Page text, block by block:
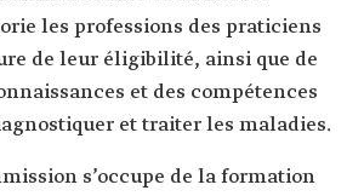
les professions des praticiens
de leur éligibilité, ainsi que de
et des compétences
et traiter les maladies.
s’occupe de la formation